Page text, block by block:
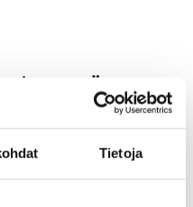
Tietoja
myös
Seniorille
Kivivuorentie 8